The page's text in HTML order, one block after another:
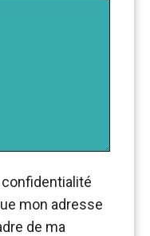
confidentialité
mon adresse
de ma